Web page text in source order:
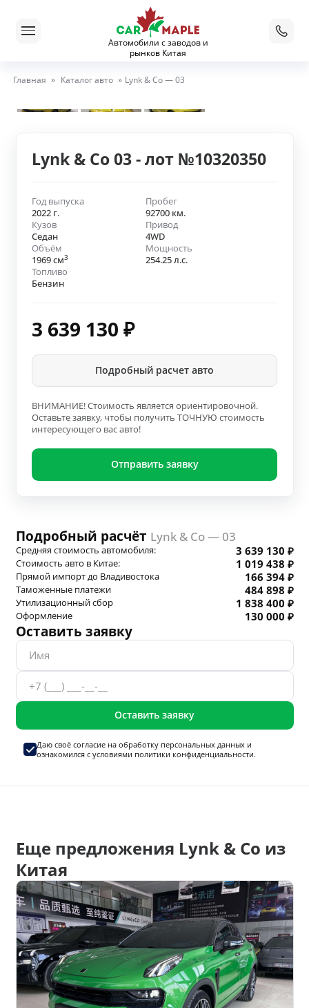
Автомобили с заводов и
рынков Китая
Главная » Каталог авто » Lynk & Co — 03
Lynk & Co 03 - лот №10320350
Год выпуска
2022 г.
Пробег
92700 км.
Кузов
Седан
Привод
4WD
Объём
1969 см3
Мощность
254.25 л.с.
Топливо
Бензин
3 639 130 ₽
Подробный расчет авто
ВНИМАНИЕ! Стоимость является ориентировочной.
Оставьте заявку, чтобы получить ТОЧНУЮ стоимость
интересующего вас авто!
Отправить заявку
Подробный расчёт Lynk & Co — 03
Средняя стоимость автомобиля: 3 639 130 ₽
Стоимость авто в Китае: 1 019 438 ₽
Прямой импорт до Владивостока 166 394 ₽
Таможенные платежи 484 898 ₽
Утилизационный сбор 1 838 400 ₽
Оформление 130 000 ₽
Оставить заявку
Оставить заявку
Даю своё согласие на обработку персональных данныхи
ознакомился с условиями политики конфиденциальности.
Еще предложения Lynk & Co из
Китая